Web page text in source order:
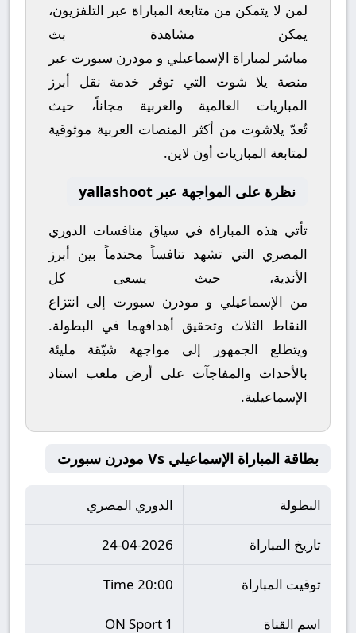
لمن لا يتمكن من متابعة المباراة عبر التلفزيون،
يمكن مشاهدة بث
مباشر لمباراة الإسماعيلي و مودرن سبورت عبر
منصة يلا شوت التي توفر خدمة نقل أبرز
المباريات العالمية والعربية مجاناً، حيث
تُعدّ يلاشوت من أكثر المنصات العربية موثوقية
لمتابعة المباريات أون لاين.
نظرة على المواجهة عبر yallashoot
تأتي هذه المباراة في سياق منافسات الدوري
المصري التي تشهد تنافساً محتدماً بين أبرز
الأندية، حيث يسعى كل
من الإسماعيلي و مودرن سبورت إلى انتزاع
النقاط الثلاث وتحقيق أهدافهما في البطولة.
ويتطلع الجمهور إلى مواجهة شيّقة مليئة
بالأحداث والمفاجآت على أرض ملعب استاد
الإسماعيلية.
بطاقة المباراة الإسماعيلي Vs مودرن سبورت
البطولة الدوري المصري
تاريخ المباراة 24-04-2026
توقيت المباراة 20:00 Time
اسم القناة ON Sport 1